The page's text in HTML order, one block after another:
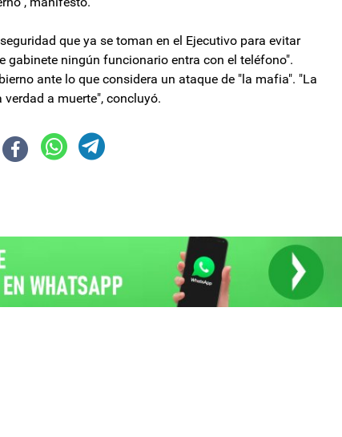
que ya se toman en el Ejecutivo para evitar
ningún funcionario entra con el teléfono".
ante lo que considera un ataque de "la mafia". "La
a muerte", concluyó.